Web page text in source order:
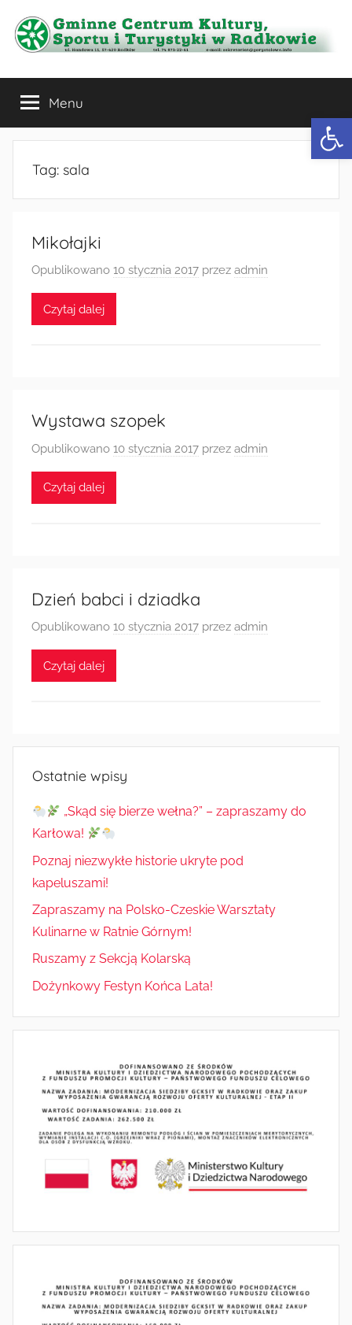
treści
Gminne
Centrum
Kultury,
Sportu
Turystyki
Menu
Tag: sala
Mikołajki
Opublikowano 10 stycznia 2017 przez admin
Czytaj dalej
Wystawa szopek
Opublikowano 10 stycznia 2017 przez admin
Czytaj dalej
Dzień babci i dziadka
Opublikowano 10 stycznia 2017 przez admin
Czytaj dalej
Ostatnie wpisy
„Skąd się bierze wełna?” – zapraszamy do
Karłowa!
Poznaj niezwykłe historie ukryte pod
kapeluszami!
Zapraszamy na Polsko-Czeskie Warsztaty
Kulinarne w Ratnie Górnym!
Ruszamy z Sekcją Kolarską
Dożynkowy Festyn Końca Lata!